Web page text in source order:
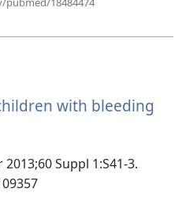
く）
with bleeding
Suppl 1:S41-3.